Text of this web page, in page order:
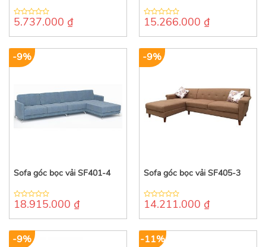
0
of
5.737.000 ₫
0
of
15.266.000 ₫
-9%
Sofa góc bọc vải SF401-4
0
of
18.915.000 ₫
-9%
Sofa góc bọc vải SF405-3
0
of
14.211.000 ₫
-9% -11%